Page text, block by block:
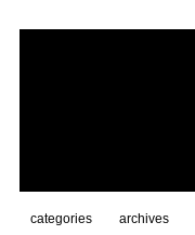
categories archives